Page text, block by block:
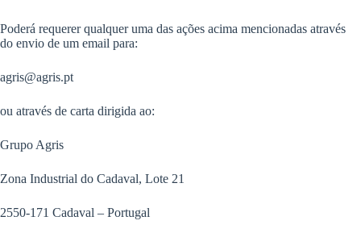
Poderá requerer qualquer uma das ações acima mencionadas através
do envio de um email para:
agris@agris.pt
ou através de carta dirigida ao:
Grupo Agris
Zona Industrial do Cadaval, Lote 21
2550-171 Cadaval – Portugal